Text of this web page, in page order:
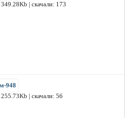
349.28Kb | скачали: 173
948
255.73Kb | скачали: 56